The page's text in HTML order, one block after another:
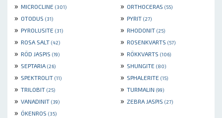
» MICROCLINE (301) » ORTHOCERAS (55)
» OTODUS (31) » PYRIT (27)
» PYROLUSITE (31) » RHODONIT (25)
» ROSA SALT (42) » ROSENKVARTS (57)
» RÖD JASPIS (19) » RÖKKVARTS (106)
» SEPTARIA (26) » SHUNGITE (80)
» SPEKTROLIT (11) » SPHALERITE (15)
» TRILOBIT (25) » TURMALIN (99)
» VANADINIT (39) » ZEBRA JASPIS (27)
» ÖKENROS (35)